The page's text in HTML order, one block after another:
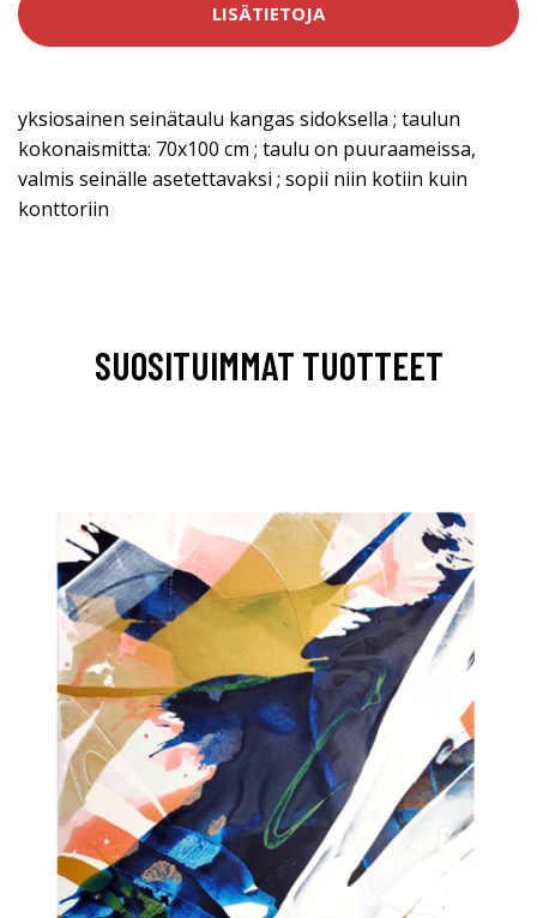
LISÄTIETOJA
yksiosainen seinätaulu kangas sidoksella ; taulun
kokonaismitta: 70x100 cm ; taulu on puuraameissa,
valmis seinälle asetettavaksi ; sopii niin kotiin kuin
konttoriin
SUOSITUIMMAT TUOTTEET